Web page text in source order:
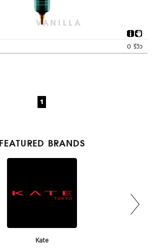
0 รีวิว
1
FEATURED BRANDS
Lolane
Canmake
BSC
Bhaesaj
Eucerin
Kate